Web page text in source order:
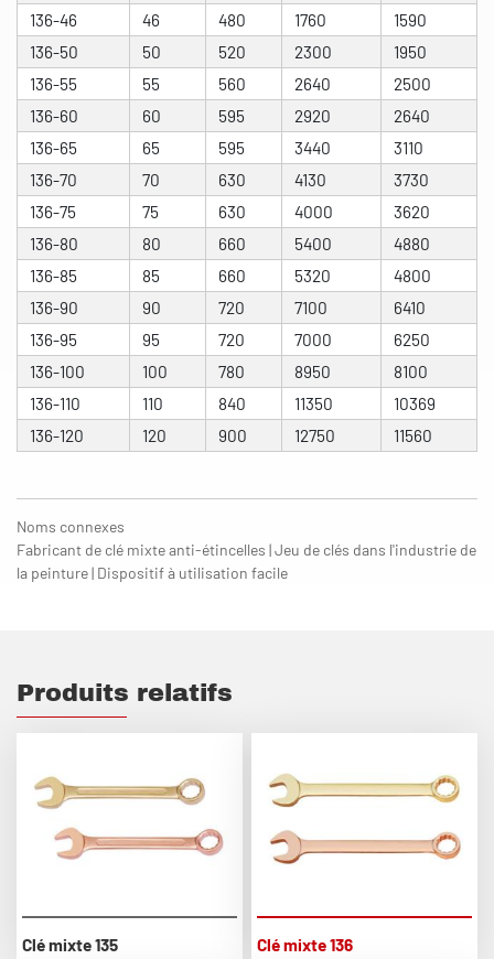
136-46
46 480 1760
1590
136-50
50 520 2300
1950
136-55
55 560 2640
2500
136-60
60 595 2920
2640
136-65
65 595 3440
3110
136-70
70 630 4130
3730
136-75
75 630 4000
3620
136-80
80 660 5400
4880
136-85
85 660 5320
4800
136-90
90 720 7100
6410
136-95
95 720 7000
6250
136-100
100 780 8950
8100
136-110
110 840 11350
10369
136-120
120 900 12750 11560
Noms connexes
Fabricant de clé mixte anti-étincelles | Jeu de clés dans l'industrie de
la peinture | Dispositif à utilisation facile
Produits relatifs
Clé mixte 135 Clé mixte 136